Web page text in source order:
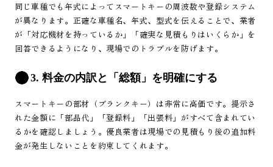
同じ車種でも年式によってスマートキーの周波数や登録システム
が異なります。正確な車種名、年式、型式を伝えることで、業者
が「対応機材を持っているか」「確実な見積もりはいくらか」を
回答できるようになり、現場でのトラブルを防げます。
3. 料金の内訳と「総額」を明確にする
スマートキーの部材（ブランクキー）は非常に高価です。提示さ
れた金額に「部品代」「登録料」「出張料」がすべて含まれてい
るかを確認しましょう。優良業者は現場での見積もり後の追加料
金が発生しないことを約束してくれます。